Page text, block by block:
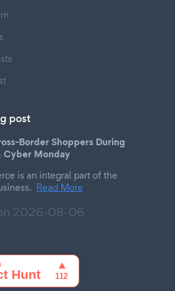
post
Border Shoppers During
Cyber Monday
is an integral part of the
Read More
2026-08-06